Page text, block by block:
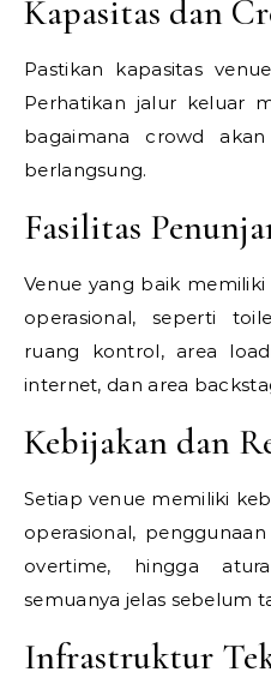
Kapasitas dan
Pastikan kapasitas
Perhatikan jalur keluar
bagaimana crowd
berlangsung.
Fasilitas
Venue yang baik
operasional, seperti
ruang kontrol, area
internet, dan area
Kebijakan dan
Setiap venue memiliki
operasional,
overtime, hingga
semuanya jelas sebelum
Infrastruktur